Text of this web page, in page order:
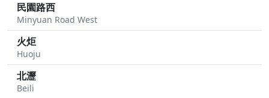
民園路西
Minyuan Road West
火炬
Huoju
北瀝
Beili